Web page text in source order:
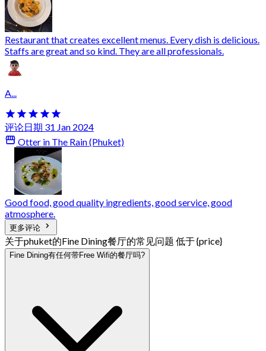
Restaurant that creates excellent menus. Every dish is delicious.
Staffs are great and so kind. They are all professionals.
A...
评论日期 31 Jan 2024
Otter in The Rain (Phuket)
Good food, good quality ingredients, good service, good
atmosphere.
更多评论
关于phuket的Fine Dining餐厅的常见问题 低于 {price}
Fine Dining有任何带Free Wifi的餐厅吗?